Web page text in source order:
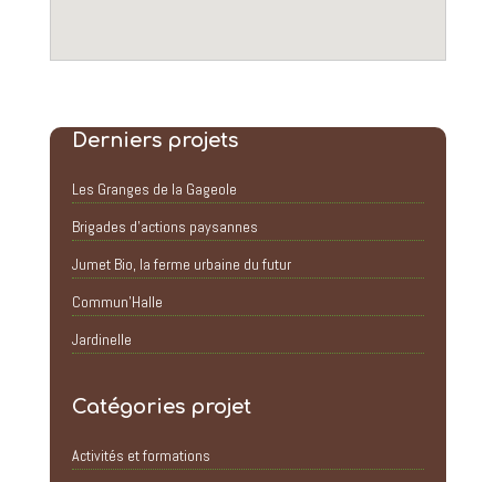
Derniers projets
Les Granges de la Gageole
Brigades d’actions paysannes
Jumet Bio, la ferme urbaine du futur
Commun’Halle
Jardinelle
Catégories projet
Activités et formations